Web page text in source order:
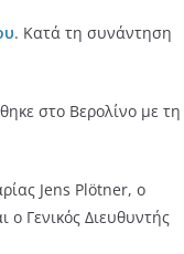
. Κατά τη συνάντηση
στο Βερολίνο με τη
Jens Plötner, ο
Γενικός Διευθυντής